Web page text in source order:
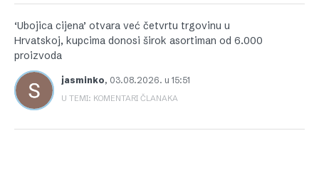
‘Ubojica cijena’ otvara već četvrtu trgovinu u
Hrvatskoj, kupcima donosi širok asortiman od 6.000
proizvoda
jasminko, 03.08.2026. u 15:51
U TEMI: KOMENTARI ČLANAKA